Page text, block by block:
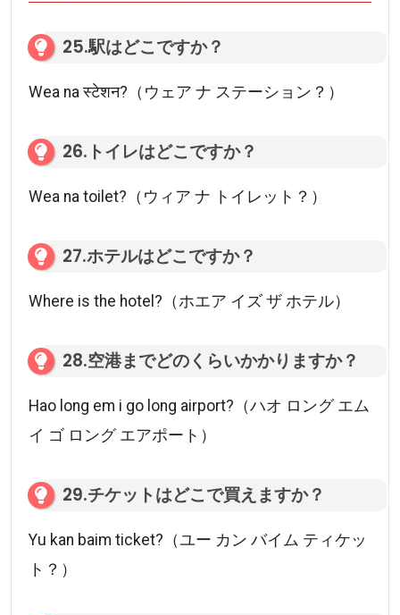
25.駅はどこですか？
Wea na स्टेशन?（ウェア ナ ステーション？）
26.トイレはどこですか？
Wea na toilet?（ウィア ナ トイレット？）
27.ホテルはどこですか？
Where is the hotel?（ホエア イズ ザ ホテル）
28.空港までどのくらいかかりますか？
Hao long em i go long airport?（ハオ ロング エム
イ ゴ ロング エアポート）
29.チケットはどこで買えますか？
Yu kan baim ticket?（ユー カン バイム ティケッ
ト？）